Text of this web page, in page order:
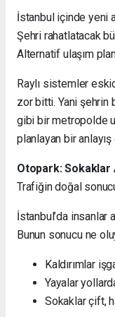
İstanbul içinde yeni
Şehri rahatlatacak
Alternatif ulaşım
Raylı sistemler
zor bitti. Yani şehrin
gibi bir metropolde
planlayan bir
Otopark: Sokaklar
Trafiğin doğal
İstanbul’da insanlar
Bunun sonucu ne
Kaldırımlar
Yayalar
Sokaklar çift,